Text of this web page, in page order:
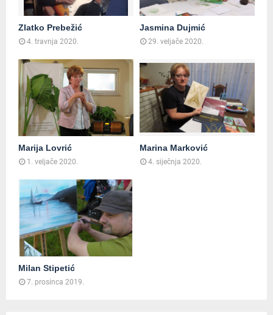
Zlatko Prebežić
4. travnja 2020.
Jasmina Dujmić
29. veljače 2020.
Marija Lovrić
1. veljače 2020.
Marina Marković
4. siječnja 2020.
Milan Stipetić
7. prosinca 2019.